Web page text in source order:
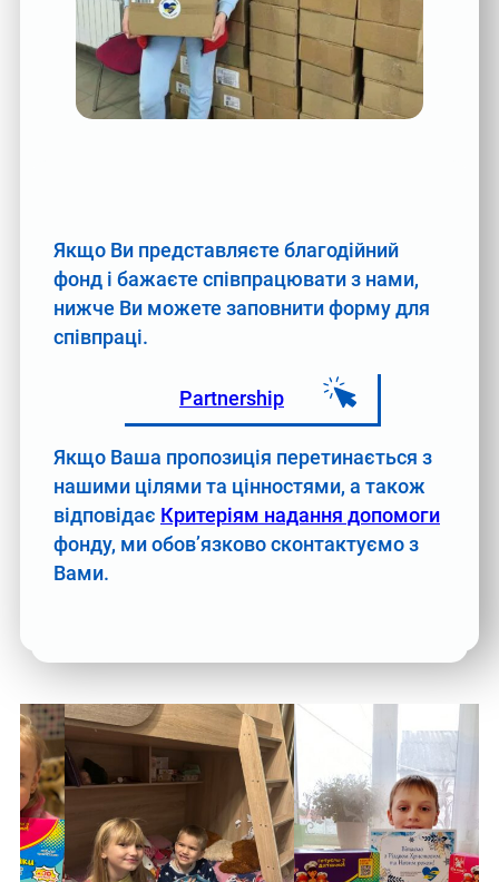
Якщо Ви представляєте благодійний
фонд і бажаєте співпрацювати з нами,
нижче Ви можете заповнити форму для
співпраці.
Partnership
Якщо Ваша пропозиція перетинається з
нашими цілями та цінностями, а також
відповідає Критеріям надання допомоги
фонду, ми обов’язково сконтактуємо з
Вами.